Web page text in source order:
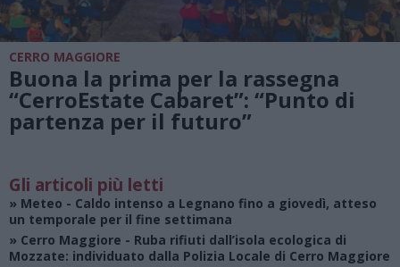
CERRO MAGGIORE
Buona la prima per la rassegna
“CerroEstate Cabaret”: “Punto di
partenza per il futuro”
Gli articoli più letti
» Meteo - Caldo intenso a Legnano fino a giovedì, atteso
un temporale per il fine settimana
» Cerro Maggiore - Ruba rifiuti dall’isola ecologica di
Mozzate: individuato dalla Polizia Locale di Cerro Maggiore